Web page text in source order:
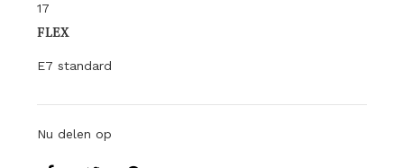
17
FLEX
E7 standard
Nu delen op